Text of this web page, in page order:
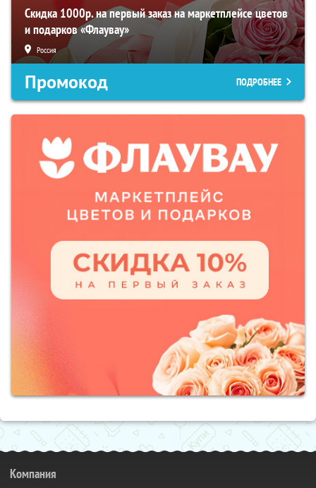
Скидка 1000р. на первый заказ на маркетплейсе цветов
и подарков «Флаувау»
Россия
Промокод ПОДРОБНЕЕ
Компания